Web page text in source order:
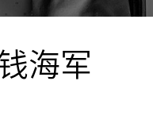
海军